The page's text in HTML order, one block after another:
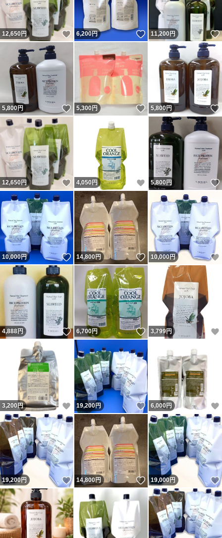
12,650円 いいね！
6,200円 いいね！
11,200円
5,800円 いいね！
5,300円 いいね！
5,800円
12,650円 いいね！
4,050 円 いいね！
5,800円
10,000円 いいね！
14,800円 いいね！
10,000円
4,888円 いいね！
6,700円 いいね！
3,799円
3,200 円 いいね！
19,200円 いいね！
6,000円
19,200円 いいね！
14,800円 いいね！
19,000円